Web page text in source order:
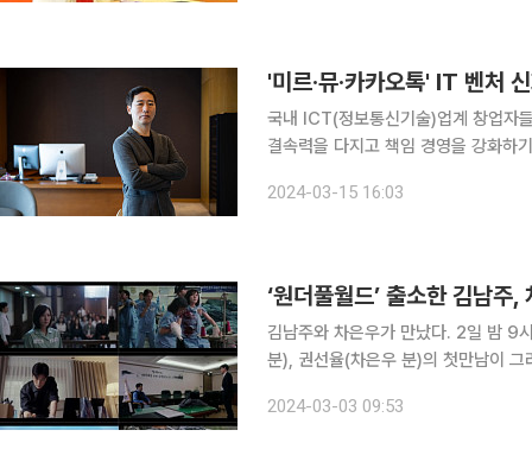
'미르·뮤·카카오톡' IT 벤처
국내 ICT(정보통신기술)업계 창업자
결속력을 다지고 책임 경영을 강화하기 위한 행보로 풀이된
선에 복귀한 것은 12년 만이다. 1세대
2024-03-15 16:03
‘원더풀월드’ 출소한 김남주,
김남주와 차은우가 만났다. 2일 밤 9시 50분 방송된 MBC ‘원더풀월드’ 2회에서는 은수현(김남주
분), 권선율(차은우 분)의 첫만남이
로 이 사실을 알리며 “그녀가 왜 이런
2024-03-03 09:53